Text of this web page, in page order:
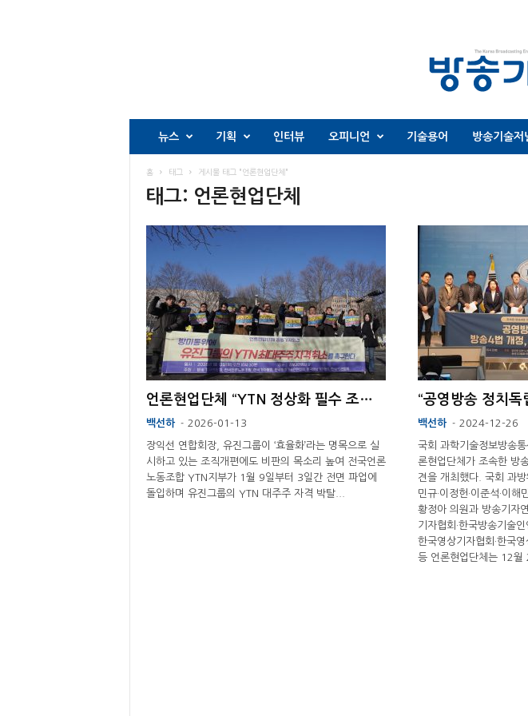
뉴스 기획 인터뷰 오피니언 기술용어 방송기술저
홈 태그 게시물 태그 "언론현업단체"
태그: 언론현업단체
언론현업단체 “YTN 정상화 필수 조건은 유진그룹 퇴출” ...
백선하 - 2026-01-13
장익선 연합회장, 유진그룹이 ‘효율화’라는 명목으로 실
시하고 있는 조직개편에도 비판의 목소리 높여 전국언론
노동조합 YTN지부가 1월 9일부터 3일간 전면 파업에
돌입하며 유진그룹의 YTN 대주주 자격 박탈...
백선하 - 2024-12-26
국회 과학기술정보방송
론현업단체가 조속한 방
견을 개최했다. 국회 과방
민규·이정헌·이준석·이해
황정아 의원과 방송기자
기자협회·한국방송기술
한국영상기자협회·한국
등 언론현업단체는 12월